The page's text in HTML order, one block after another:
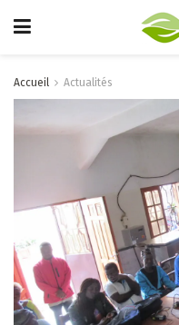
Accueil Actualités